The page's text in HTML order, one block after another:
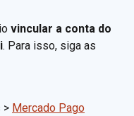
vincular a conta do
. Para isso, siga as
> Mercado Pago